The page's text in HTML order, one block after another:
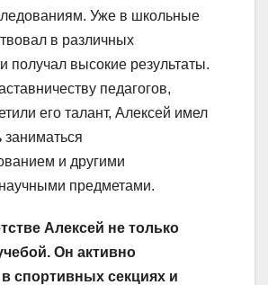
Уже в школьные
в различных
получал высокие результаты.
педагогов,
его талант, Алексей имел
заниматься
и другими
предметами.
Алексей не только
Он активно
спортивных секциях и